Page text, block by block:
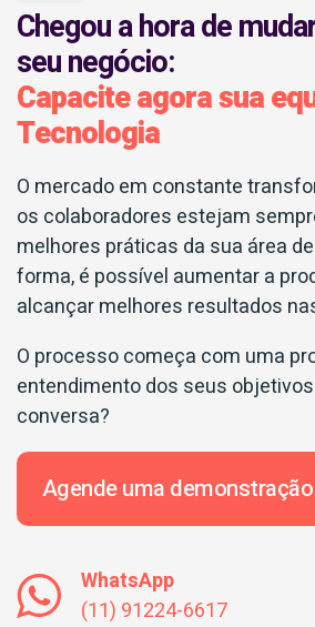
Chegou a hora de
seu negócio:
Capacite agora sua
Tecnologia
O mercado em constante
os colaboradores estejam
melhores práticas da sua área
forma, é possível aumentar a
alcançar melhores resultados
O processo começa com uma
entendimento dos seus
conversa?
Agende uma
WhatsApp
(11) 91224-6617